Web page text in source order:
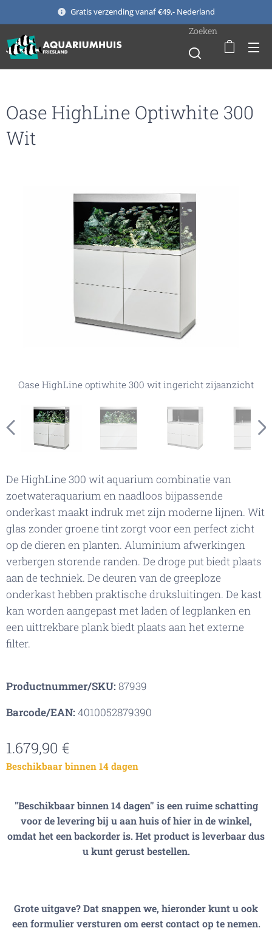
Gratis verzending vanaf €49,- Nederland
Zoeken
Oase HighLine Optiwhite 300
Wit
Oase HighLine optiwhite 300 wit ingericht zijaanzicht
Oase HighLine optiwhite 300 wit ingericht vooraanzicht
Oase HighLine optiwhite 300 wit zijaanzicht
Oase HighLine optiwhite 300 wit vooraanzicht
De HighLine 300 wit aquarium combinatie van
zoetwateraquarium en naadloos bijpassende
onderkast maakt indruk met zijn moderne lijnen. Wit
glas zonder groene tint zorgt voor een perfect zicht
op de dieren en planten. Aluminium afwerkingen
verbergen storende randen. De droge put biedt plaats
aan de techniek. De deuren van de greeploze
onderkast hebben praktische druksluitingen. De kast
kan worden aangepast met laden of legplanken en
een uittrekbare plank biedt plaats aan het externe
filter.
Productnummer/SKU:87939
Barcode/EAN:4010052879390
1.679,90 €
Beschikbaar binnen 14 dagen
"Beschikbaar binnen 14 dagen'' is een ruime schatting
voor de levering bij u aan huis of hier in de winkel,
omdat het een backorder is. Het product is leverbaar dus
u kunt gerust bestellen.
Grote uitgave? Dat snappen we, hieronder kunt u ook
een formulier versturen om eerst contact op te nemen.